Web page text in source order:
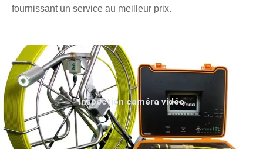
fournissant un service au meilleur prix.
Inspection caméra vidéo